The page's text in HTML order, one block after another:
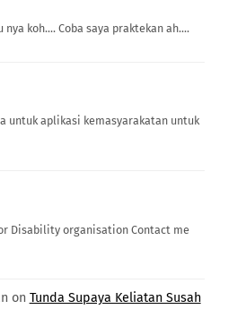
koh.... Coba saya praktekan ah....
untuk aplikasi kemasyarakatan untuk
Disability organisation Contact me
on Tunda Supaya Keliatan Susah